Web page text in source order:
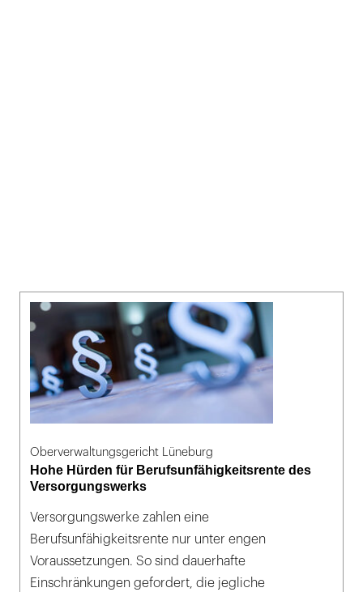
Oberverwaltungsgericht Lüneburg
Hohe Hürden für Berufsunfähigkeitsrente des
Versorgungswerks
Versorgungswerke zahlen eine
Berufsunfähigkeitsrente nur unter engen
Voraussetzungen. So sind dauerhafte
Einschränkungen gefordert, die jegliche